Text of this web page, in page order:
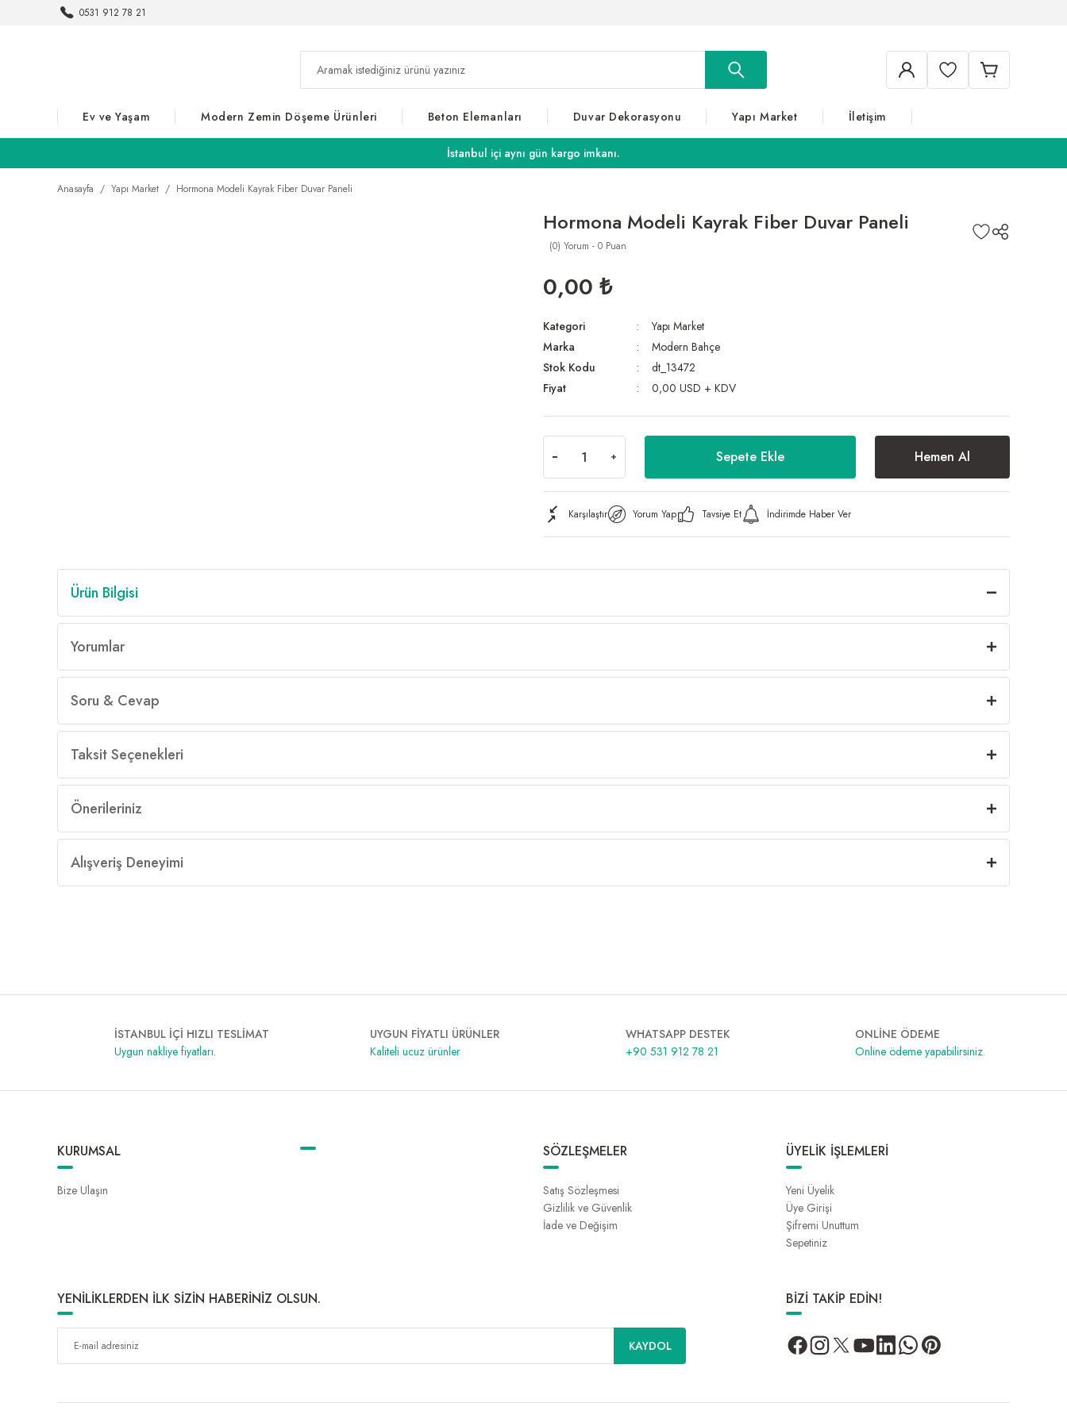
0531 912 78 21
Ev ve Yaşam Modern Zemin Döşeme Ürünleri Beton Elemanları Duvar Dekorasyonu Yapı Market İletişim
İstanbul içi aynı gün kargo imkanı.
Anasayfa Yapı Market Hormona Modeli Kayrak Fiber Duvar Paneli
Hormona Modeli Kayrak Fiber Duvar Paneli
(0) Yorum - 0 Puan
0,00 ₺
Kategori
Yapı Market
Marka
Modern Bahçe
Stok Kodu
dt_13472
Fiyat
0,00 USD + KDV
Sepete Ekle Hemen Al
Karşılaştır Yorum Yap Tavsiye Et İndirimde Haber Ver
Ürün Bilgisi
Yorumlar
Soru & Cevap
Taksit Seçenekleri
Önerileriniz
Alışveriş Deneyimi
İSTANBUL İÇİ HIZLI TESLİMAT
Uygun nakliye fiyatları.
UYGUN FİYATLI ÜRÜNLER
Kaliteli ucuz ürünler
WHATSAPP DESTEK
+90 531 912 78 21
ONLİNE ÖDEME
Online ödeme yapabilirsiniz.
KURUMSAL
Bize Ulaşın
SÖZLEŞMELER
Satış Sözleşmesi
Gizlilik ve Güvenlik
İade ve Değişim
ÜYELİK İŞLEMLERİ
Yeni Üyelik
Üye Girişi
Şifremi Unuttum
Sepetiniz
YENİLİKLERDEN İLK SİZİN HABERİNİZ OLSUN.
KAYDOL
BİZİ TAKİP EDİN!